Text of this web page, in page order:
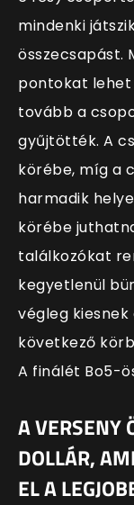
mindenki
összecsapást.
pontokat lehet
tovább a
gyűjtötték. A
körébe, míg a
harmadik
körébe
találkozókat
kegyetlenül
végleg
következő
A finálét Bo5-
A VERSENY
DOLLÁR,
EL A